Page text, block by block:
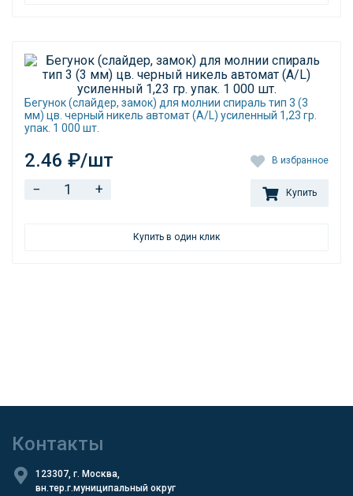
Бегунок (слайдер, замок) для молнии спираль тип 3 (3
мм) цв. черный никель автомат (A/L) усиленный 1,23 гр.
упак. 1 000 шт.
2.46 ₽/шт В избранное
− + Купить
Купить в один клик
Контакты
123307, г. Москва,
вн.тер.г.муниципальный округ